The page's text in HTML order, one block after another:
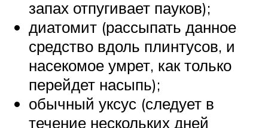
запах отпугивает пауков);
диатомит (рассыпать данное
средство вдоль плинтусов, и
насекомое умрет, как только
перейдет насыпь);
обычный уксус (следует в
течение нескольких дней